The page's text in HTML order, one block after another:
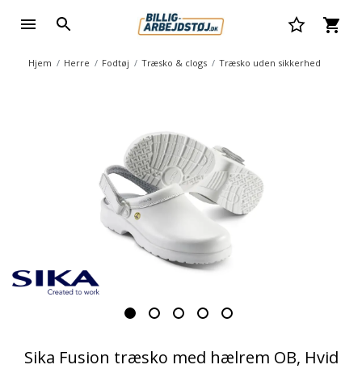
Hjem Herre Fodtøj Træsko & clogs Træsko uden sikkerhed
Sika Fusion træsko med hælrem OB, Hvid